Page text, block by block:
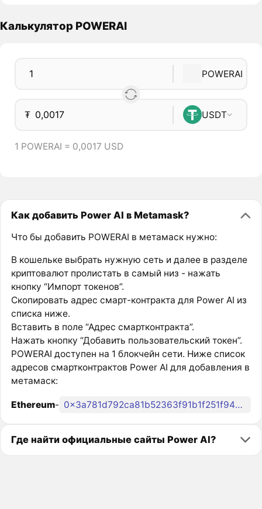
Калькулятор POWERAI
POWERAI
₮ USDT
1 POWERAI = 0,0017 USD
Как добавить Power AI в Metamask?
Что бы добавить POWERAI в метамаск нужно:
В кошельке выбрать нужную сеть и далее в разделе
криптовалют пролистать в самый низ - нажать
кнопку “Импорт токенов”.
Скопировать адрес смарт-контракта для Power AI из
списка ниже.
Вставить в поле “Адрес смартконтракта”.
Нажать кнопку “Добавить пользовательский токен”.
POWERAI доступен на 1 блокчейн сети. Ниже список
адресов смартконтрактов Power AI для добавления в
метамаск:
Ethereum- 0x3a781d792ca81b52363f91b1f251f94a8eba4b4b
Где найти официальные сайты Power AI?